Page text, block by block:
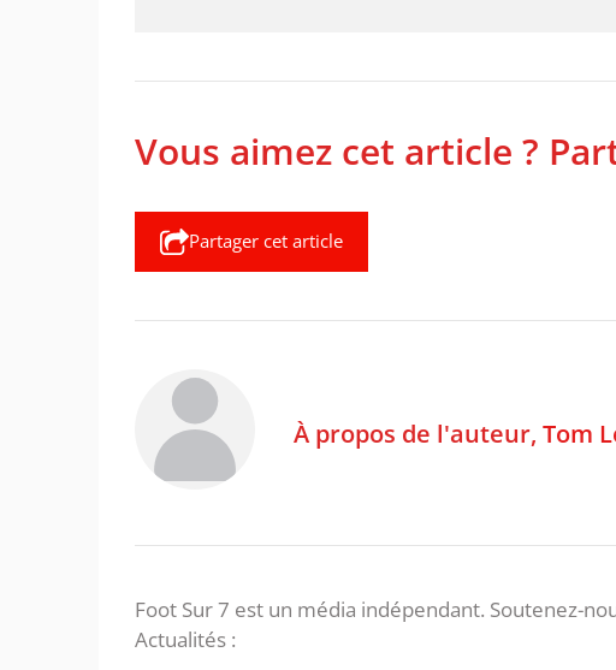
Vous aimez cet article ?
Partager cet article
À propos de l'auteur, Tom
Foot Sur 7 est un média indépendant. Soutenez-
Actualités :